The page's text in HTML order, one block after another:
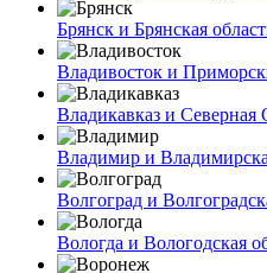
Брянск и Брянская
Владивосток и
Владикавказ и Северная
Владимир и
Волгоград и
Вологда и Вологодская